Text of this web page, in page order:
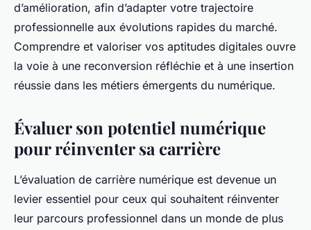
d’amélioration, afin d’adapter votre trajectoire
professionnelle aux évolutions rapides du marché.
Comprendre et valoriser vos aptitudes digitales ouvre
la voie à une reconversion réfléchie et à une insertion
réussie dans les métiers émergents du numérique.
Évaluer son potentiel numérique
pour réinventer sa carrière
L’évaluation de carrière numérique est devenue un
levier essentiel pour ceux qui souhaitent réinventer
leur parcours professionnel dans un monde de plus